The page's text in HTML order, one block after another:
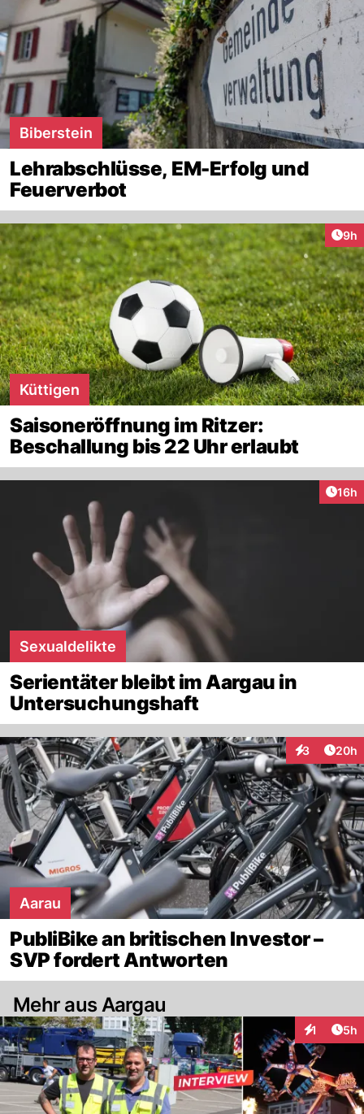
Biberstein
Lehrabschlüsse, EM-Erfolg und
Feuerverbot
9h
Küttigen
Saisoneröffnung im Ritzer:
Beschallung bis 22 Uhr erlaubt
16h
Sexualdelikte
Serientäter bleibt im Aargau in
Untersuchungshaft
3
Interaktionen
20h
Aarau
PubliBike an britischen Investor –
SVP fordert Antworten
Mehr aus Aargau
1 5h